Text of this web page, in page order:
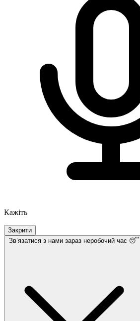
Кажіть
Закрити
Звʼязатися з нами зараз неробочий час 😴